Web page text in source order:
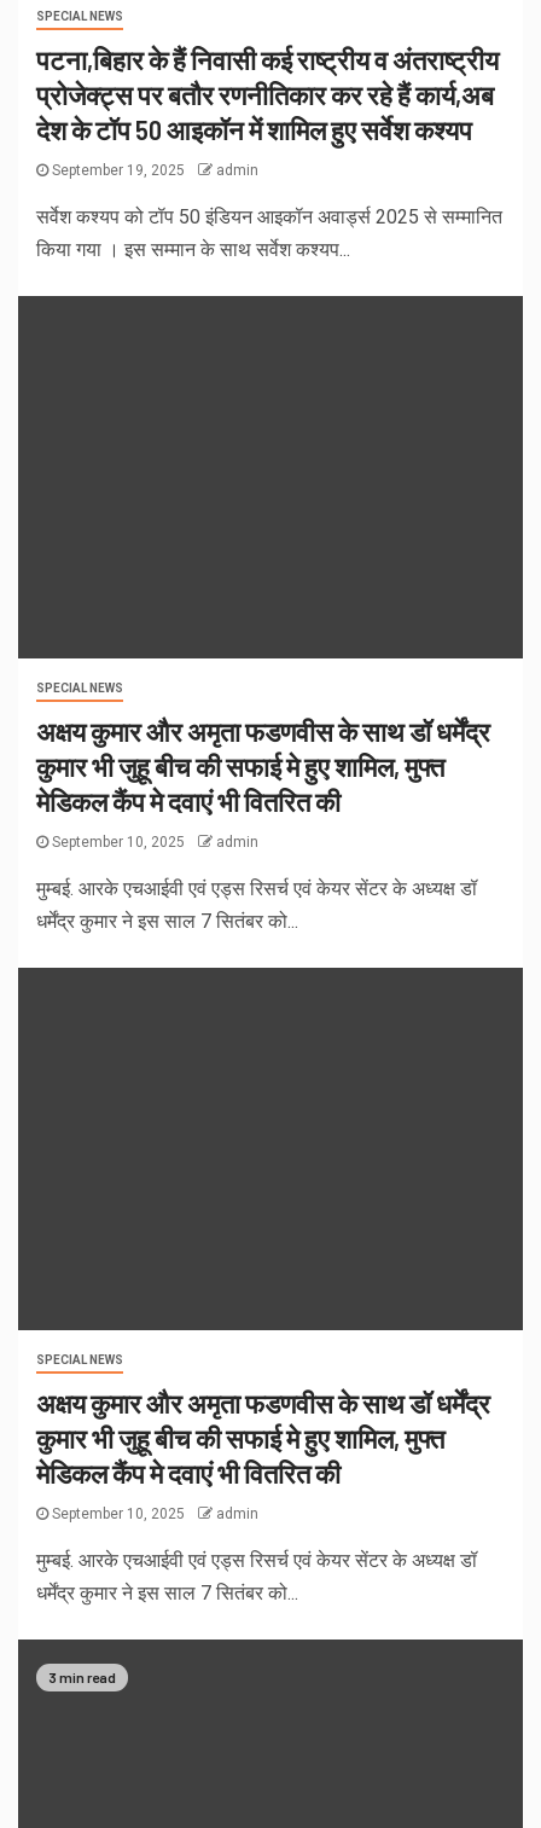
SPECIAL NEWS
पटना,बिहार के हैं निवासी कई राष्ट्रीय व अंतराष्ट्रीय
प्रोजेक्ट्स पर बतौर रणनीतिकार कर रहे हैं कार्य,अब
देश के टॉप 50 आइकॉन में शामिल हुए सर्वेश कश्यप
September 19, 2025 admin
सर्वेश कश्यप को टॉप 50 इंडियन आइकॉन अवार्ड्स 2025 से सम्मानित
किया गया । इस सम्मान के साथ सर्वेश कश्यप...
SPECIAL NEWS
अक्षय कुमार और अमृता फडणवीस के साथ डॉ धर्मेंद्र
कुमार भी जुहू बीच की सफाई मे हुए शामिल, मुफ्त
मेडिकल कैंप मे दवाएं भी वितरित की
September 10, 2025 admin
मुम्बई. आरके एचआईवी एवं एड्स रिसर्च एवं केयर सेंटर के अध्यक्ष डॉ
धर्मेंद्र कुमार ने इस साल 7 सितंबर को...
SPECIAL NEWS
अक्षय कुमार और अमृता फडणवीस के साथ डॉ धर्मेंद्र
कुमार भी जुहू बीच की सफाई मे हुए शामिल, मुफ्त
मेडिकल कैंप मे दवाएं भी वितरित की
September 10, 2025 admin
मुम्बई. आरके एचआईवी एवं एड्स रिसर्च एवं केयर सेंटर के अध्यक्ष डॉ
धर्मेंद्र कुमार ने इस साल 7 सितंबर को...
3 min read